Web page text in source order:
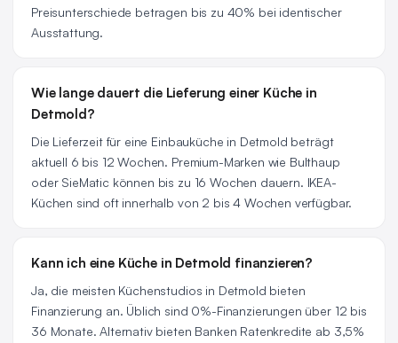
Preisunterschiede betragen bis zu 40% bei identischer
Ausstattung.
Wie lange dauert die Lieferung einer Küche in
Detmold?
Die Lieferzeit für eine Einbauküche in Detmold beträgt
aktuell 6 bis 12 Wochen. Premium-Marken wie Bulthaup
oder SieMatic können bis zu 16 Wochen dauern. IKEA-
Küchen sind oft innerhalb von 2 bis 4 Wochen verfügbar.
Kann ich eine Küche in Detmold finanzieren?
Ja, die meisten Küchenstudios in Detmold bieten
Finanzierung an. Üblich sind 0%-Finanzierungen über 12 bis
36 Monate. Alternativ bieten Banken Ratenkredite ab 3,5%